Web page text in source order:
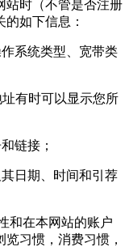
时（不管是否注册
如下信息：
系统类型、宽带类
有时可以显示您所
链接；
日期、时间和引荐
和在本网站的账户
习惯，消费习惯，